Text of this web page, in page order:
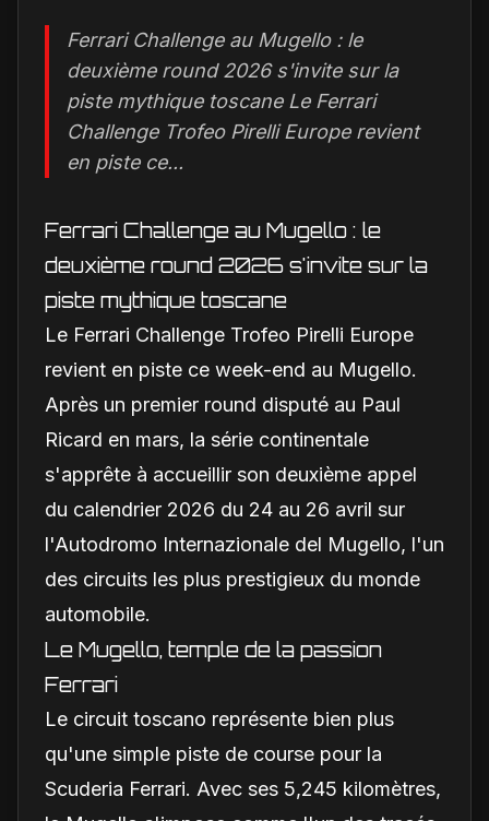
Ferrari Challenge au Mugello : le
deuxième round 2026 s'invite sur la
piste mythique toscane Le Ferrari
Challenge Trofeo Pirelli Europe revient
en piste ce...
Ferrari Challenge au Mugello : le
deuxième round 2026 s'invite sur la
piste mythique toscane
Le Ferrari Challenge Trofeo Pirelli Europe
revient en piste ce week-end au Mugello.
Après un premier round disputé au Paul
Ricard en mars, la série continentale
s'apprête à accueillir son deuxième appel
du calendrier 2026 du 24 au 26 avril sur
l'Autodromo Internazionale del Mugello, l'un
des circuits les plus prestigieux du monde
automobile.
Le Mugello, temple de la passion
Ferrari
Le circuit toscano représente bien plus
qu'une simple piste de course pour la
Scuderia Ferrari. Avec ses 5,245 kilomètres,